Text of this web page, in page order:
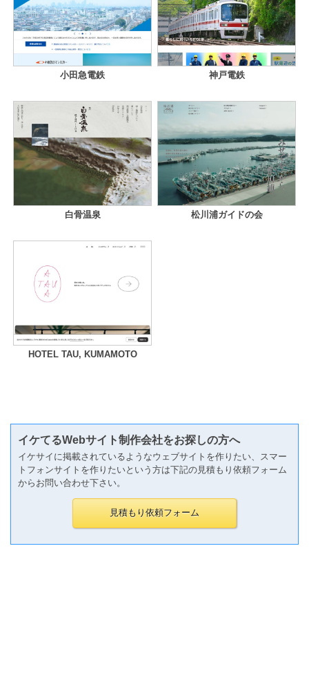
小田急電鉄 神戸電鉄
白骨温泉 松川浦ガイドの会
HOTEL TAU, KUMAMOTO
イケてるWebサイト制作会社をお探しの方へ
イケサイに掲載されているようなウェブサイトを作りたい、スマー
トフォンサイトを作りたいという方は下記の見積もり依頼フォーム
からお問い合わせ下さい。